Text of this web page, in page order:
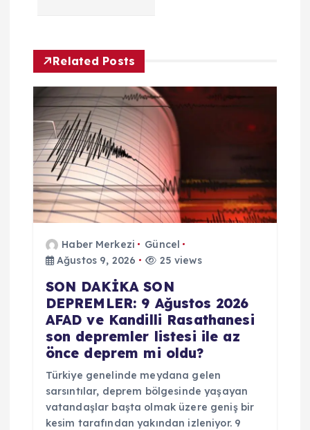
m
e
s
Related Posts
Haber Merkezi
Güncel
Ağustos 9, 2026
25 views
SON DAKİKA SON
DEPREMLER: 9 Ağustos 2026
AFAD ve Kandilli Rasathanesi
son depremler listesi ile az
önce deprem mi oldu?
Türkiye genelinde meydana gelen
sarsıntılar, deprem bölgesinde yaşayan
vatandaşlar başta olmak üzere geniş bir
kesim tarafından yakından izleniyor. 9